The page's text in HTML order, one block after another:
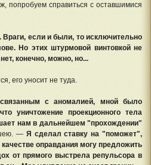
попробуем справиться с оставшимися
если и были, то исключительно
Но этих штурмовой винтовкой не
конечно, можно, но...
его уносит не туда.
с аномалией, мной было
уничтожение проекционного тела
нам в дальнейшем "прохождении"
— Я сделал ставку на "поможет",
оправдания могу предложить
от прямого выстрела репульсора в